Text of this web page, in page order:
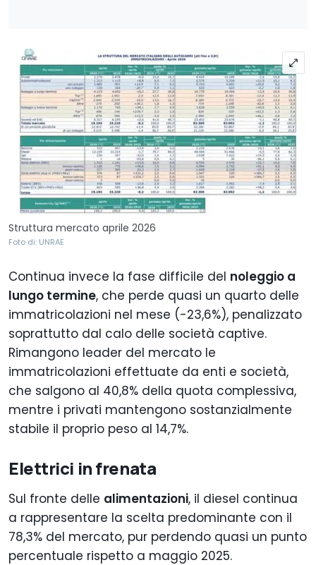
Struttura mercato aprile 2026
Foto di: UNRAE
Continua invece la fase difficile del noleggio a
lungo termine, che perde quasi un quarto delle
immatricolazioni nel mese (-23,6%), penalizzato
soprattutto dal calo delle società captive.
Rimangono leader del mercato le
immatricolazioni effettuate da enti e società,
che salgono al 40,8% della quota complessiva,
mentre i privati mantengono sostanzialmente
stabile il proprio peso al 14,7%.
Elettrici in frenata
Sul fronte delle alimentazioni, il diesel continua
a rappresentare la scelta predominante con il
78,3% del mercato, pur perdendo quasi un punto
percentuale rispetto a maggio 2025.